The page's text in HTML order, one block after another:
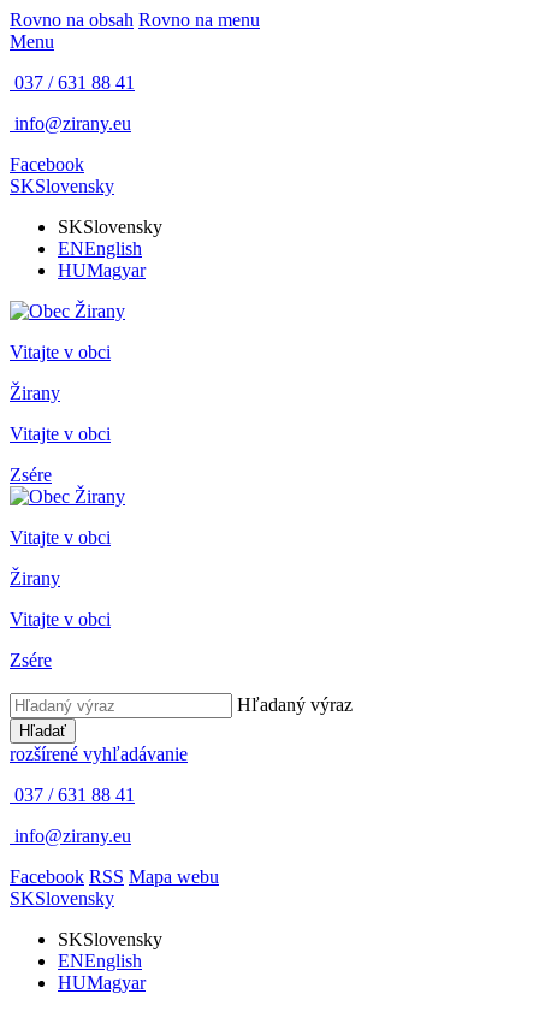
Rovno na obsah Rovno na menu
Menu
037 / 631 88 41
info@zirany.eu
Facebook
SKSlovensky
SKSlovensky
ENEnglish
HUMagyar
Vitajte v obci
Žirany
Vitajte v obci
Zsére
Vitajte v obci
Žirany
Vitajte v obci
Zsére
Hľadaný výraz
Hľadať
rozšírené vyhľadávanie
037 / 631 88 41
info@zirany.eu
Facebook RSS Mapa webu
SKSlovensky
SKSlovensky
ENEnglish
HUMagyar